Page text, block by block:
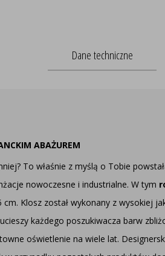
Dane techniczne
ABAŻUREM
To właśnie z myślą o Tobie
nowoczesne i industrialne. W tym
Klosz został wykonany z wysokiej
każdego poszukiwacza barw
oświetlenie na wiele lat.